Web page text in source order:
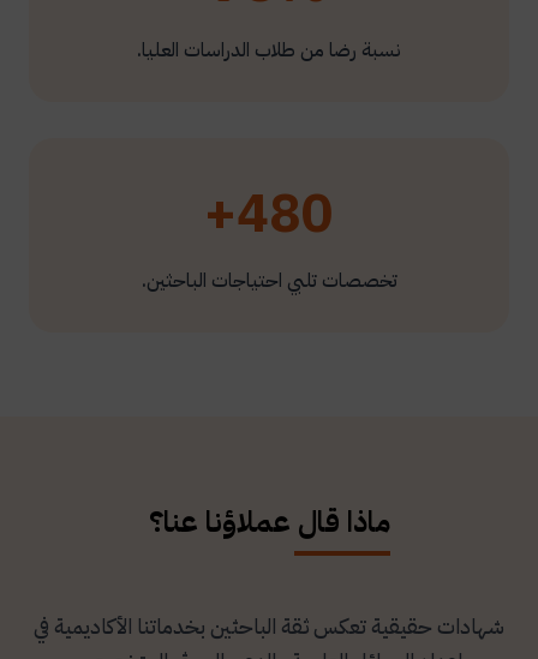
نسبة رضا من طلاب الدراسات العليا.
480+
تخصصات تلبي احتياجات الباحثين.
ماذا قال عملاؤنا عنا؟
شهادات حقيقية تعكس ثقة الباحثين بخدماتنا الأكاديمية في